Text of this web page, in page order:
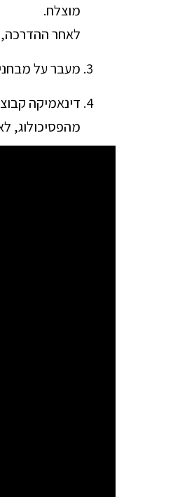
מוצלח.
לאחר ההדרכה,
מעבר על
דינאמיקה
מהפסיכולוג,